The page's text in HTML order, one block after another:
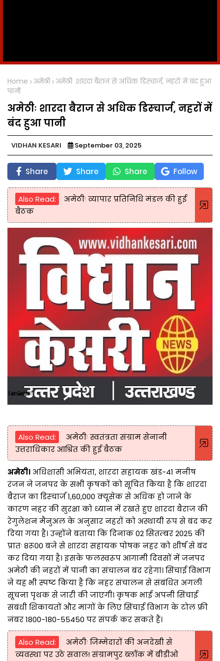
Home अमेठी अमेठीः शारदा बैराज से अधिक डिस्चार्ज, नहरों में बंद हुआ
पानी
अमेठीः शारदा बैराज से अधिक डिस्चार्ज, नहरों में
बंद हुआ पानी
VIDHAN KESARI September 03, 2025
Share Share Share Follow
Also Read:
अमेठीः व्यापार प्रतिनिधि मंडल की हुई
बैठक
Also Read:
अमेठीः स्वतंत्रता संग्राम सेनानी
उत्तराधिकार आश्रित की हुई बैठक
अमेठी। अधिशासी अभियंता, शारदा सहायक खंड-41 मनीष
रंजन ने जनपद के सभी कृषकों को सूचित किया है कि शारदा
बैराज का डिस्चार्ज 1,60,000 क्यूसेक से अधिक हो जाने के
कारण नहर की सुरक्षा को ध्यान में रखते हुए शारदा बैराज की
रेगुलेशन मैनुअल के अनुसार नहरों को अस्थायी रूप से बंद कर
दिया गया है। उन्होंने बताया कि दिनांक 02 सितम्बर 2025 की
प्रातः 8रू00 बजे से शारदा सहायक पोषक नहर को शीर्ष से बंद
कर दिया गया है। इसके फलस्वरूप आगामी दिवसों में जनपद
अमेठी की नहरों में पानी का संचालन बंद रहेगा। सिंचाई विभाग
ने यह भी स्पष्ट किया है कि नहर संचालन से संबंधित अगली
सूचना पृथक से जारी की जाएगी। कृषक भाई अपनी सिंचाई
संबंधी शिकायतों और मांगों के लिए सिंचाई विभाग के टोल फ्री
नंबर 1800-180-55450 पर संपर्क कर सकते हैं।
Also Read:
अमेठीः जिम्मेदारों की अनदेखी से
व्यवस्था पर उठे सवाल! संग्रामपुर ब्लॉक में बीडीओ